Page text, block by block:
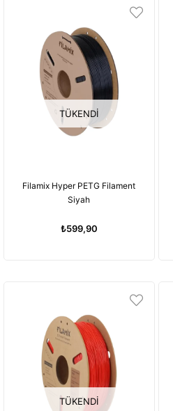
TÜKENDI
Esun PETG Filament Düz Siyah
₺569,90
TÜKENDI